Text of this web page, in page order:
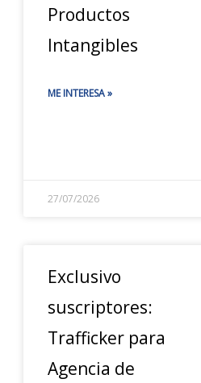
Productos
Intangibles
ME INTERESA »
27/07/2026
Exclusivo
suscriptores:
Trafficker para
Agencia de